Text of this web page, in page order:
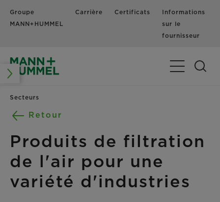
Groupe
MANN+HUMMEL
Carrière Certificats
Informations
sur le
fournisseur
Basculer la
Secteurs
Retour
Produits de filtration
de l'air pour une
variété d'industries